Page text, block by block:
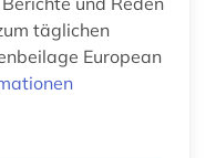
täglichen
European